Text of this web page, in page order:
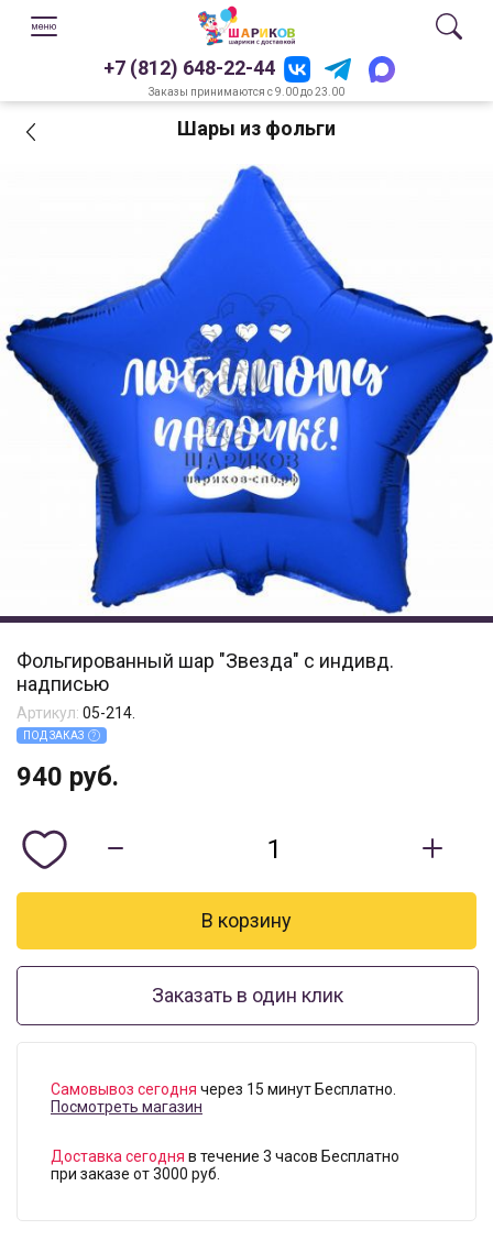
+7 (812) 648-22-44
Заказы принимаются с 9.00 до 23.00
Шары из фольги
Фольгированный шар "Звезда" с индивд.
надписью
Артикул: 05-214.
ПОД ЗАКАЗ
940 руб.
Заказать в один клик
Самовывоз сегодня через 15 минут Бесплатно.
Посмотреть магазин
Доставка сегодня в течение 3 часов Бесплатно
при заказе от 3000 руб.